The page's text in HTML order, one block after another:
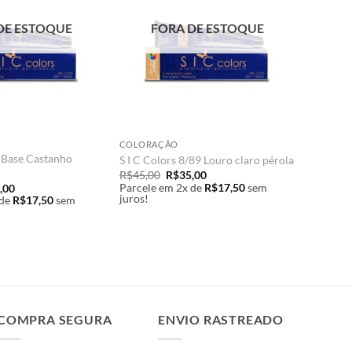
ESTOQUE
Castanho
O
preço
atual
R$17,50sem
FORA DE ESTOQUE
COLORAÇÃO
S I C Colors 8/89 Louro claro pérola
R$45,00 O
preço
original
R$35,00O
preço
atual
Parcele em 2x de R$17,50sem
juros!
SEGURA ENVIO RASTREADO